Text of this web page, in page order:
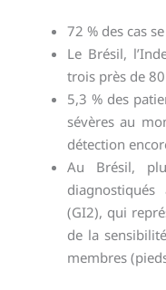
72 % des cas
Le Brésil,
trois près de
5,3 % des
sévères au
détection
Au Brésil,
(GI2), qui
de la
membres